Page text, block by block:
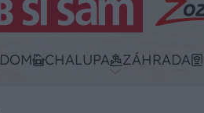
DOM CHALUPA ZÁHRADA